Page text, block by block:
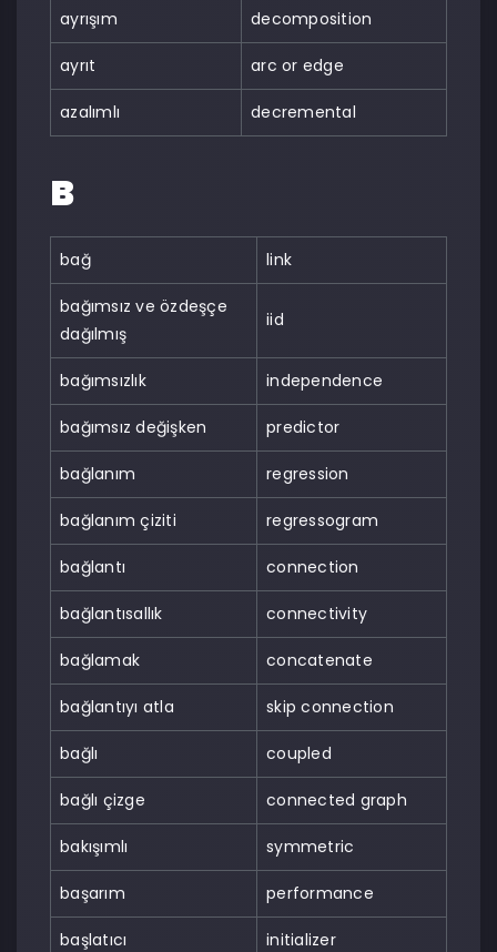
ayrışım decomposition
ayrıt arc or edge
azalımlı decremental
B
bağ link
bağımsız ve özdeşçe
dağılmış
iid
bağımsızlık independence
bağımsız değişken predictor
bağlanım regression
bağlanım çiziti regressogram
bağlantı connection
bağlantısallık connectivity
bağlamak concatenate
bağlantıyı atla skip connection
bağlı coupled
bağlı çizge connected graph
bakışımlı symmetric
başarım performance
başlatıcı initializer